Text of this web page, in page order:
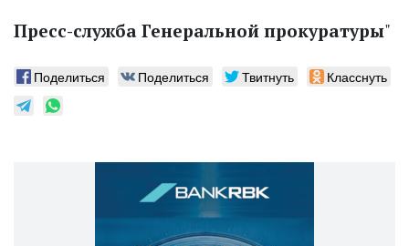
Пресс-служба Генеральной прокуратуры"
Поделиться Поделиться Твитнуть Класснуть